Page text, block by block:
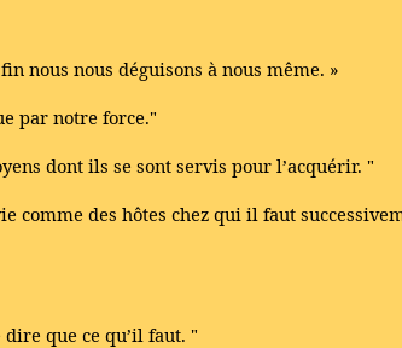
nous nous déguisons à nous même. »
par notre force."
dont ils se sont servis pour l’acquérir. "
des hôtes chez qui il faut
que ce qu’il faut. "